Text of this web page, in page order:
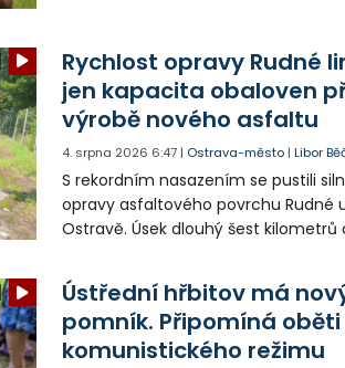
Rychlost opravy Rudné
jen kapacita obaloven
výrobě nového asfaltu
4. srpna 2026 6:47 | Ostrava-město |Libor
S rekordním nasazením se pustili
opravy asfaltového povrchu Rudné
Ostravě. Úsek dlouhý šest
Ústřední hřbitov má
pomník. Připomíná oběti
komunistického režimu